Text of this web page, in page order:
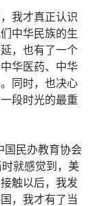
我才真正认识
中华民族的生
，也有了一个
华医药、中华
同时，也决心
段时光的最重
国民办教育协会
就感觉到，美
触以后，我发
，我才有了当